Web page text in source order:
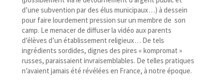
d’une subvention par des élus municipaux…) à dessein
pour faire lourdement pression sur un membre de son
camp. Le menacer de diffuser la vidéo aux parents
d’élèves d’un établissement religieux… De tels
ingrédients sordides, dignes des pires « kompromat »
russes, paraissaient invraisemblables. De telles pratiques
n’avaient jamais été révélées en France, à notre époque.